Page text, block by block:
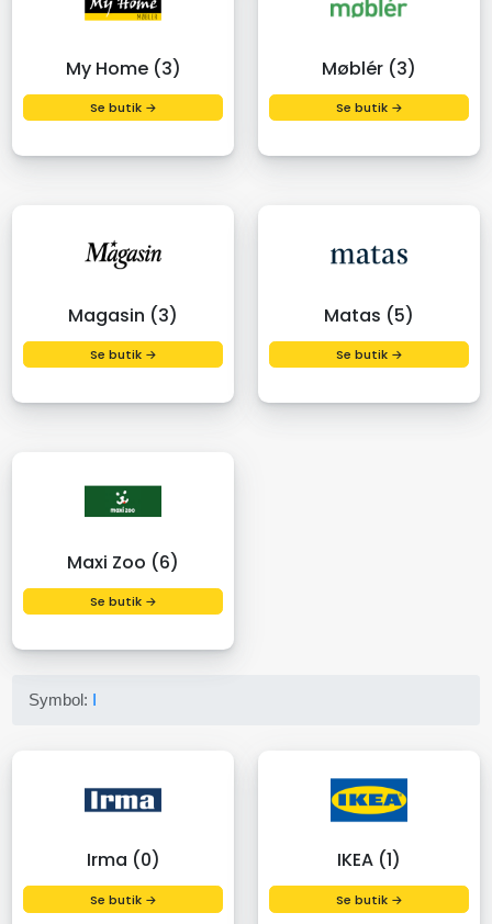
My Home (3)
Se butik →
Møblér (3)
Se butik →
Magasin (3)
Se butik →
Matas (5)
Se butik →
Maxi Zoo (6)
Se butik →
Symbol: I
Irma (0)
Se butik →
IKEA (1)
Se butik →